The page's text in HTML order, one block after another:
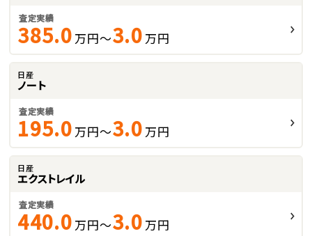
査定実績
385.0 万円～3.0 万円
日産
ノート
査定実績
195.0 万円～3.0 万円
日産
エクストレイル
査定実績
440.0 万円～3.0 万円